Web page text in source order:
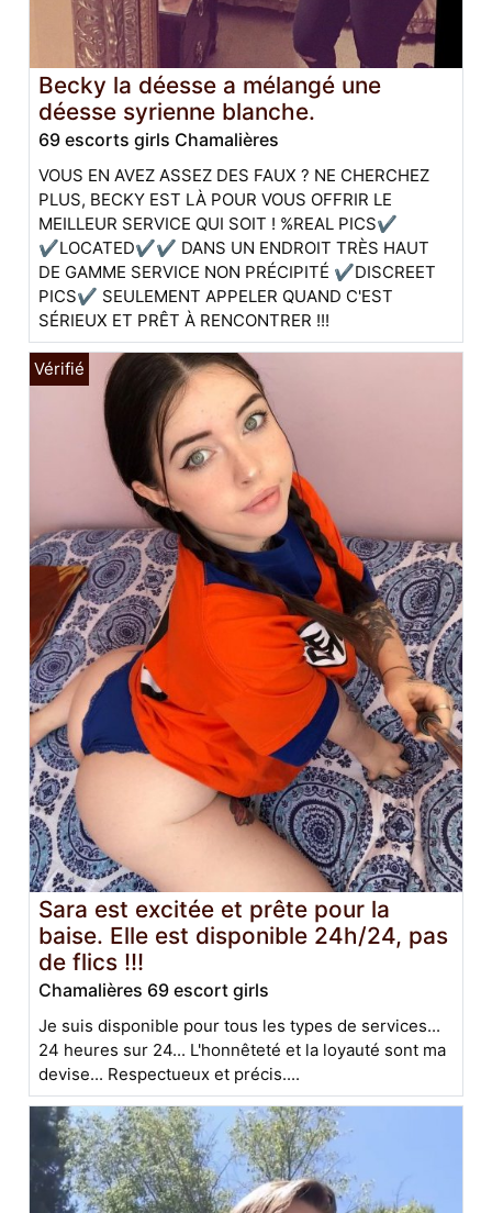
Becky la déesse a mélangé une
déesse syrienne blanche.
69 escorts girls Chamalières
VOUS EN AVEZ ASSEZ DES FAUX ? NE CHERCHEZ
PLUS, BECKY EST LÀ POUR VOUS OFFRIR LE
MEILLEUR SERVICE QUI SOIT ! %REAL PICS✔️
✔️LOCATED✔✔ DANS UN ENDROIT TRÈS HAUT
DE GAMME SERVICE NON PRÉCIPITÉ ✔️DISCREET
PICS✔️ SEULEMENT APPELER QUAND C'EST
SÉRIEUX ET PRÊT À RENCONTRER !!!
Sara est excitée et prête pour la
baise. Elle est disponible 24h/24, pas
de flics !!!
Chamalières 69 escort girls
Je suis disponible pour tous les types de services...
24 heures sur 24... L'honnêteté et la loyauté sont ma
devise... Respectueux et précis....